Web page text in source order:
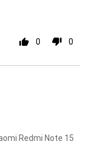
0 0
Redmi Note 15